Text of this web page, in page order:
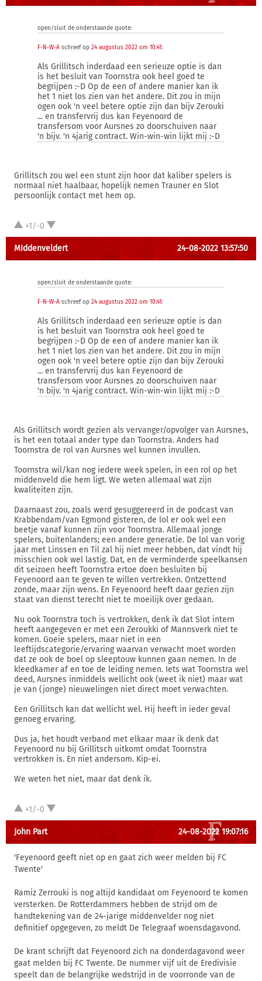
open/sluit de onderstaande quote:
F-N-W-A schreef op 24 augustus 2022 om 10:41:
Als Grillitsch inderdaad een serieuze optie is dan
is het besluit van Toornstra ook heel goed te
begrijpen :-D Op de een of andere manier kan ik
het 1 niet los zien van het andere. Dit zou in mijn
ogen ook 'n veel betere optie zijn dan bijv Zerouki
... en transfervrij dus kan Feyenoord de
transfersom voor Aursnes zo doorschuiven naar
'n bijv. 'n 4jarig contract. Win-win-win lijkt mij :-D
Grillitsch zou wel een stunt zijn hoor dat kaliber spelers is
normaal niet haalbaar, hopelijk nemen Trauner en Slot
persoonlijk contact met hem op.
+1/-0
MIddenveldert 24-08-2022 13:57:50
open/sluit de onderstaande quote:
F-N-W-A schreef op 24 augustus 2022 om 10:41:
Als Grillitsch inderdaad een serieuze optie is dan
is het besluit van Toornstra ook heel goed te
begrijpen :-D Op de een of andere manier kan ik
het 1 niet los zien van het andere. Dit zou in mijn
ogen ook 'n veel betere optie zijn dan bijv Zerouki
... en transfervrij dus kan Feyenoord de
transfersom voor Aursnes zo doorschuiven naar
'n bijv. 'n 4jarig contract. Win-win-win lijkt mij :-D
Als Grillitsch wordt gezien als vervanger/opvolger van Aursnes,
is het een totaal ander type dan Toornstra. Anders had
Toornstra de rol van Aursnes wel kunnen invullen.
Toornstra wil/kan nog iedere week spelen, in een rol op het
middenveld die hem ligt. We weten allemaal wat zijn
kwaliteiten zijn.
Daarnaast zou, zoals werd gesuggereerd in de podcast van
Krabbendam/van Egmond gisteren, de lol er ook wel een
beetje vanaf kunnen zijn voor Toornstra. Allemaal jonge
spelers, buitenlanders; een andere generatie. De lol van vorig
jaar met Linssen en Til zal hij niet meer hebben, dat vindt hij
misschien ook wel lastig. Dat, en de verminderde speelkansen
dit seizoen heeft Toornstra ertoe doen besluiten bij
Feyenoord aan te geven te willen vertrekken. Ontzettend
zonde, maar zijn wens. En Feyenoord heeft daar gezien zijn
staat van dienst terecht niet te moeilijk over gedaan.
Nu ook Toornstra toch is vertrokken, denk ik dat Slot intern
heeft aangegeven er met een Zeroukki of Mannsverk niet te
komen. Goeie spelers, maar niet in een
leeftijdscategorie/ervaring waarvan verwacht moet worden
dat ze ook de boel op sleeptouw kunnen gaan nemen. In de
kleedkamer af en toe de leiding nemen. Iets wat Toornstra wel
deed, Aursnes inmiddels wellicht ook (weet ik niet) maar wat
je van (jonge) nieuwelingen niet direct moet verwachten.
Een Grillitsch kan dat wellicht wel. Hij heeft in ieder geval
genoeg ervaring.
Dus ja, het houdt verband met elkaar maar ik denk dat
Feyenoord nu bij Grillitsch uitkomt omdat Toornstra
vertrokken is. En niet andersom. Kip-ei.
We weten het niet, maar dat denk ik.
+1/-0
John Part 24-08-2022 19:07:16
'Feyenoord geeft niet op en gaat zich weer melden bij FC
Twente'
Ramiz Zerrouki is nog altijd kandidaat om Feyenoord te komen
versterken. De Rotterdammers hebben de strijd om de
handtekening van de 24-jarige middenvelder nog niet
definitief opgegeven, zo meldt De Telegraaf woensdagavond.
De krant schrijft dat Feyenoord zich na donderdagavond weer
gaat melden bij FC Twente. De nummer vijf uit de Eredivisie
speelt dan de belangrijke wedstrijd in de voorronde van de